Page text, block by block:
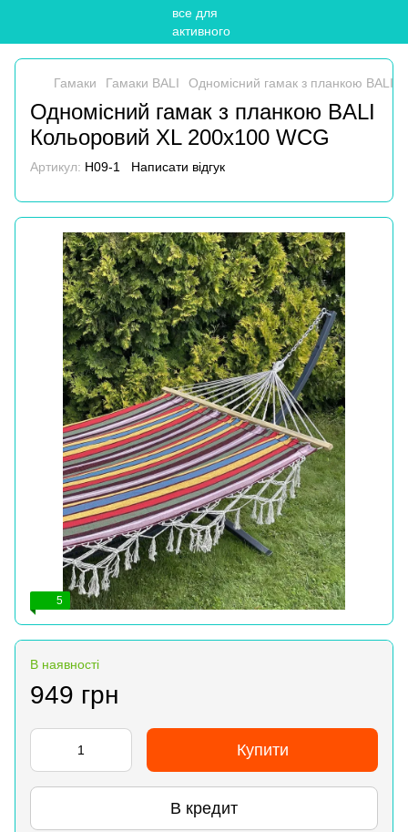
Гамаки Гамаки BALI Одномісний гамак з планкою BALI
Одномісний гамак з планкою BALI
Кольоровий XL 200х100 WCG
Артикул: H09-1 Написати відгук
5
В наявності
949 грн
Купити
В кредит